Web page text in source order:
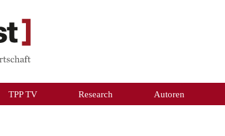
TPP TV Research Autoren